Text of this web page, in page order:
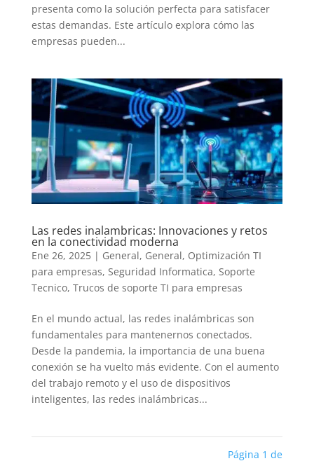
presenta como la solución perfecta para satisfacer
estas demandas. Este artículo explora cómo las
empresas pueden...
Las redes inalambricas: Innovaciones y retos
en la conectividad moderna
Ene 26, 2025| General, General, Optimización TI
para empresas, Seguridad Informatica, Soporte
Tecnico, Trucos de soporte TI para empresas
En el mundo actual, las redes inalámbricas son
fundamentales para mantenernos conectados.
Desde la pandemia, la importancia de una buena
conexión se ha vuelto más evidente. Con el aumento
del trabajo remoto y el uso de dispositivos
inteligentes, las redes inalámbricas...
Página 1 de